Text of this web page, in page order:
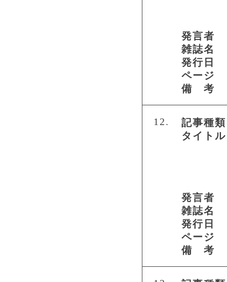
発言者
雑誌名
発行日
ページ
備 考
12.
記事種類
タイトル
発言者
雑誌名
発行日
ページ
備 考